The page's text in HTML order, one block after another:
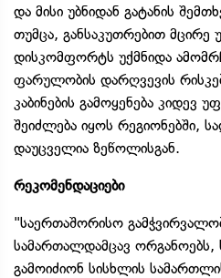
და მისი უბნიდან გატანის
თუმცა, განსაკუთრებით მცირე
დისკომფორტს უქმნიდა
ფარულობის დარღვევის
კაბინების გამოყენება კიდევ
შეიძლება იყოს რეგიონებში,
დაუცველია ზეწოლისგან.
რეკომენდაციები
"საერთაშორისო
სამართალდამცავ
გამოიძიონ სისხლის